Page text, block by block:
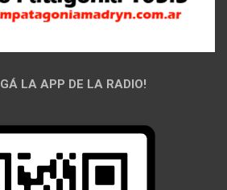
LA APP DE LA RADIO!